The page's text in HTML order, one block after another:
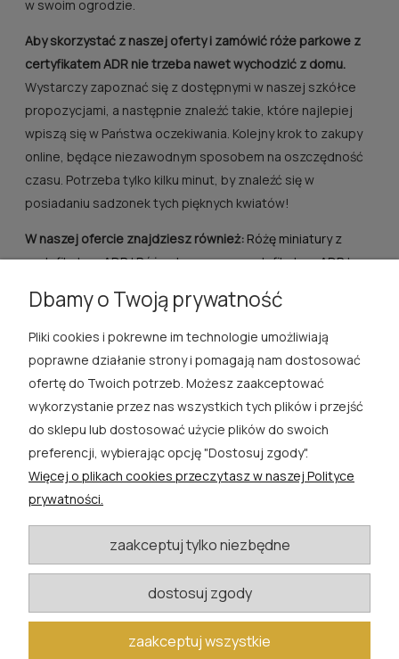
w swoim ogrodzie.
Aby skorzystać z naszej oferty i zamówić róże parkowe z
certyfikatem ADR nie trzeba nawet wychodzić z domu.
Wystarczy zapoznać się z dostępnymi w naszej szkółce
propozycjami, a następnie znaleźć takie, które najlepiej
wpiszą się w Państwa oczekiwania. Kolejny krok to zakupy
online, będące niezawodnym sposobem na oszczędność
czasu. Potrzeba tylko kilku minut, by znaleźć się w
posiadaniu sadzonek tych pięknych kwiatów!
W naszej ofercie znajdziesz również: Różę miniatury z
certyfikatem ADR|Różę okrywowe z certyfikatem ADR|
certyfikatem ADR|Róże wielkokwiatowe z ADR
ROSA ĆWIK
SKLEP
EXTRA
KATEGORIE BLOGU
W razie pytań i wątpliwości prosimy o kontakt
biuro@rosacwik.pl
Dbamy o Twoją prywatność
Pliki cookies i pokrewne im technologie umożliwiają
poprawne działanie strony i pomagają nam dostosować
ofertę do Twoich potrzeb. Możesz zaakceptować
wykorzystanie przez nas wszystkich tych plików i przejść
do sklepu lub dostosować użycie plików do swoich
preferencji, wybierając opcję "Dostosuj zgody".
Więcej o plikach cookies przeczytasz w naszej Polityce
prywatności.
zaakceptuj tylko niezbędne
dostosuj zgody
zaakceptuj wszystkie